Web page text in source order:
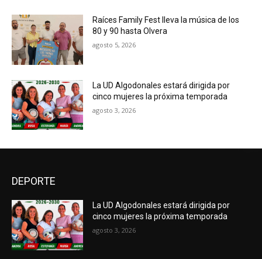
Raíces Family Fest lleva la música de los
80 y 90 hasta Olvera
agosto 5, 2026
La UD Algodonales estará dirigida por
cinco mujeres la próxima temporada
agosto 3, 2026
DEPORTE
La UD Algodonales estará dirigida por
cinco mujeres la próxima temporada
agosto 3, 2026